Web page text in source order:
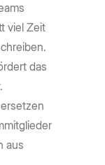
viel Zeit
das
aus